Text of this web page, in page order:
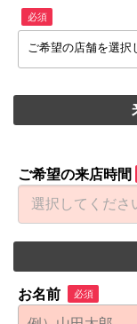
必須
ご希望の店舗を選択
ご希望の来店時間
お名前 必須